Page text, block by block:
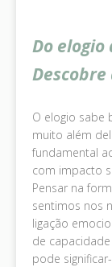
Do
Descobre
O elogio sabe
muito além
fundamental
com impacto
Pensar na
sentimos nos
ligação
de
pode